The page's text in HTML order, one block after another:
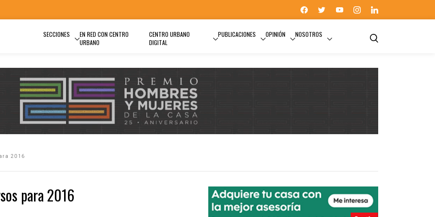
SECCIONES
EN RED CON CENTRO
URBANO
CENTRO URBANO
DIGITAL
PUBLICACIONES OPINIÓN NOSOTROS
2016
para 2016